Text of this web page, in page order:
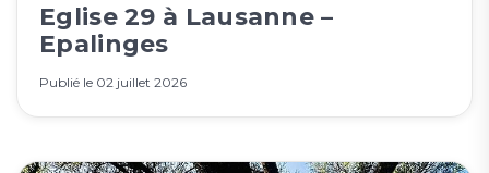
Eglise 29 à Lausanne –
Epalinges
Publié le 02 juillet 2026